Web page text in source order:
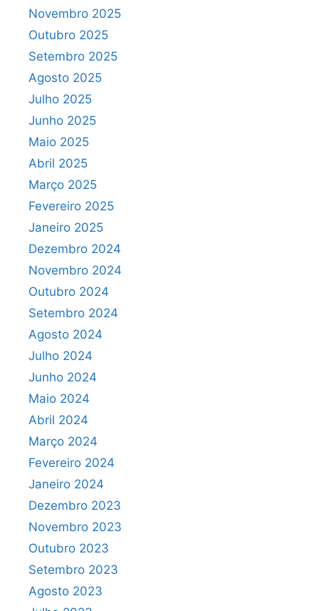
Novembro 2025
Outubro 2025
Setembro 2025
Agosto 2025
Julho 2025
Junho 2025
Maio 2025
Abril 2025
Março 2025
Fevereiro 2025
Janeiro 2025
Dezembro 2024
Novembro 2024
Outubro 2024
Setembro 2024
Agosto 2024
Julho 2024
Junho 2024
Maio 2024
Abril 2024
Março 2024
Fevereiro 2024
Janeiro 2024
Dezembro 2023
Novembro 2023
Outubro 2023
Setembro 2023
Agosto 2023